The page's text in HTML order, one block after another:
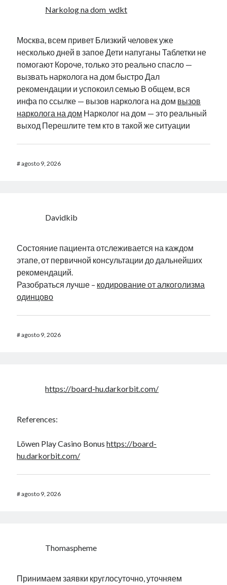
Narkolog na dom_wdkt
Москва, всем привет Близкий человек уже
несколько дней в запое Дети напуганы Таблетки не
помогают Короче, только это реально спасло —
вызвать нарколога на дом быстро Дал
рекомендации и успокоил семью В общем, вся
инфа по ссылке — вызов нарколога на дом вызов
нарколога на дом Нарколог на дом — это реальный
выход Перешлите тем кто в такой же ситуации
#agosto 9, 2026
Davidkib
Состояние пациента отслеживается на каждом
этапе, от первичной консультации до дальнейших
рекомендаций.
Разобраться лучше – кодирование от алкоголизма
одинцово
#agosto 9, 2026
https://board-hu.darkorbit.com/
References:
Löwen Play Casino Bonushttps://board-
hu.darkorbit.com/
#agosto 9, 2026
Thomaspheme
Принимаем заявки круглосуточно, уточняем